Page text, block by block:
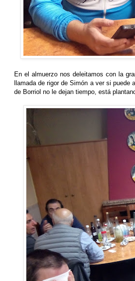
En el almuerzo nos deleitamos con la
llamada de rigor de Simón a ver si
de Borriol no le dejan tiempo, está